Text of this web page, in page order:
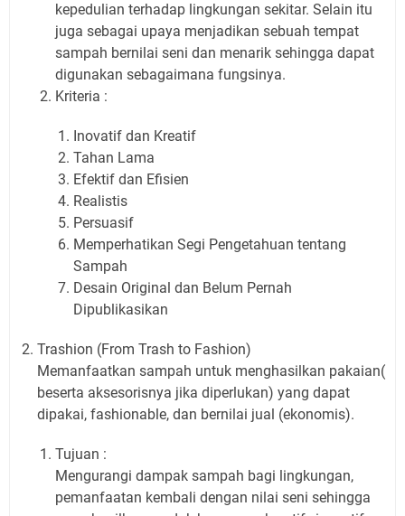
kepedulian terhadap lingkungan sekitar. Selain itu
juga sebagai upaya menjadikan sebuah tempat
sampah bernilai seni dan menarik sehingga dapat
digunakan sebagaimana fungsinya.
Kriteria :
Inovatif dan Kreatif
Tahan Lama
Efektif dan Efisien
Realistis
Persuasif
Memperhatikan Segi Pengetahuan tentang
Sampah
Desain Original dan Belum Pernah
Dipublikasikan
Trashion (From Trash to Fashion)
Memanfaatkan sampah untuk menghasilkan pakaian(
beserta aksesorisnya jika diperlukan) yang dapat
dipakai, fashionable, dan bernilai jual (ekonomis).
Tujuan :
Mengurangi dampak sampah bagi lingkungan,
pemanfaatan kembali dengan nilai seni sehingga